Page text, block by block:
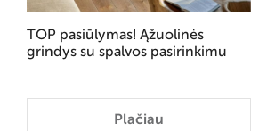
TOP pasiūlymas! Ąžuolinės
grindys su spalvos pasirinkimu
Plačiau